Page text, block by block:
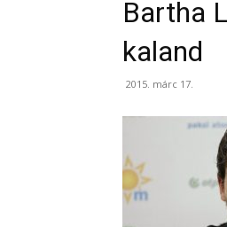
Bartha
kaland
2015. márc 17.